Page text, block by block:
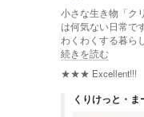
小さな生き物「ク
は何気ない日常で
わくわくする暮ら
続きを読む
★★★ Excellent!!!
くりけっと・ま